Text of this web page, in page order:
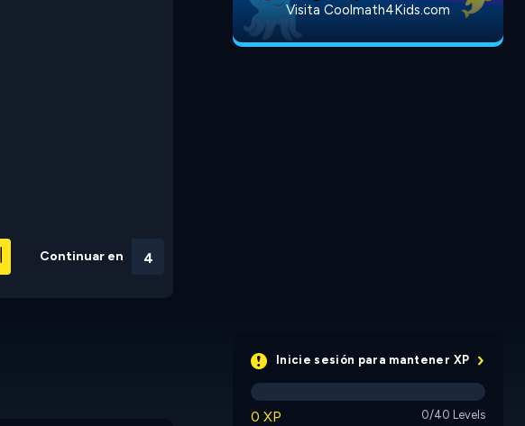
Continuar en 3
Visita Coolmath4Kids.com
Inicie sesión para mantener XP
0 XP 0/40 Levels